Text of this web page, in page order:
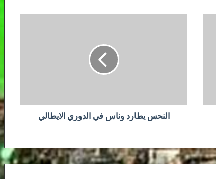
النحس يطارد وناس في الدوري الايطالي